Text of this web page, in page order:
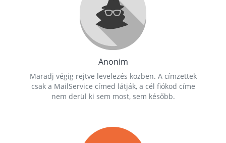
Anonim
Maradj végig rejtve levelezés közben. A címzettek
csak a MailService címed látják, a cél fiókod címe
nem derül ki sem most, sem később.